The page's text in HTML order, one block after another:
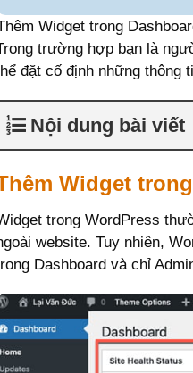
Widget trong
trường hợp bạn là
đặt cố định những thông
Nội dung bài viết
Widget
trong WordPress
website. Tuy nhiên,
Dashboard và chỉ